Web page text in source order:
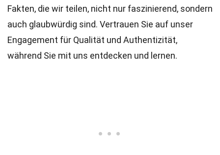
Fakten, die wir teilen, nicht nur faszinierend, sondern
auch glaubwürdig sind. Vertrauen Sie auf unser
Engagement für Qualität und Authentizität,
während Sie mit uns entdecken und lernen.